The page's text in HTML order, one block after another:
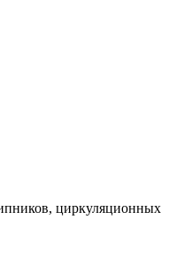
циркуляционных